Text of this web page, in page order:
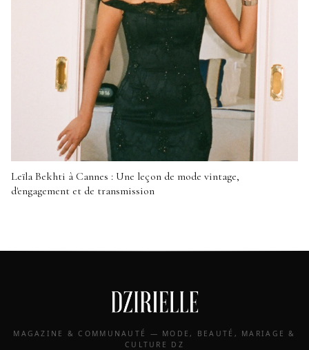
Leïla Bekhti à Cannes : Une leçon de mode vintage,
d'engagement et de transmission
MAGAZINE & COMMUNAUTÉ — MODE, BEAUTÉ, MARIAGE &
CULTURE DZ